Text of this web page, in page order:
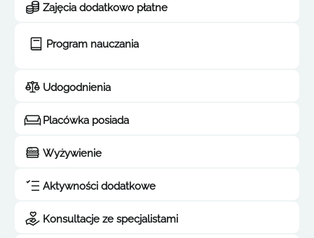
Zajęcia dodatkowo płatne
Program nauczania
Udogodnienia
Placówka posiada
Wyżywienie
Aktywności dodatkowe
Konsultacje ze specjalistami